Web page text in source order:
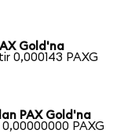
Gold'na
0,000143 PAXG
PAX Gold'na
0,00000000 PAXG